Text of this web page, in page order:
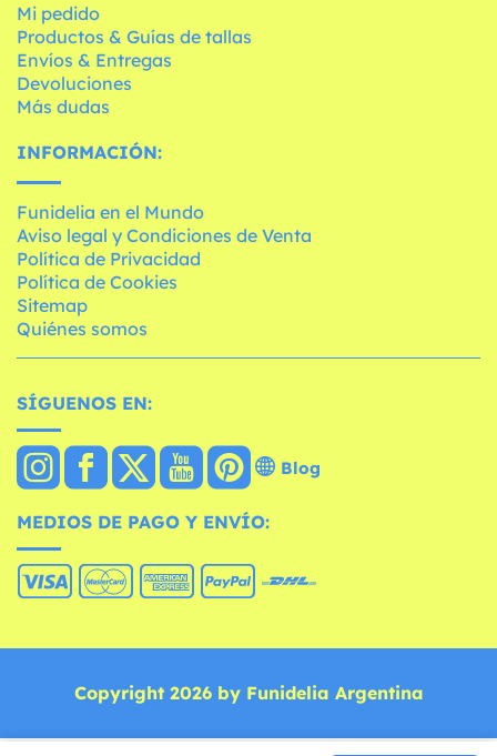
Mi pedido
Productos & Guías de tallas
Envíos & Entregas
Devoluciones
Más dudas
INFORMACIÓN:
Funidelia en el Mundo
Aviso legal y Condiciones de Venta
Política de Privacidad
Política de Cookies
Sitemap
Quiénes somos
SÍGUENOS EN:
Blog
MEDIOS DE PAGO Y ENVÍO:
Copyright 2026 by Funidelia Argentina